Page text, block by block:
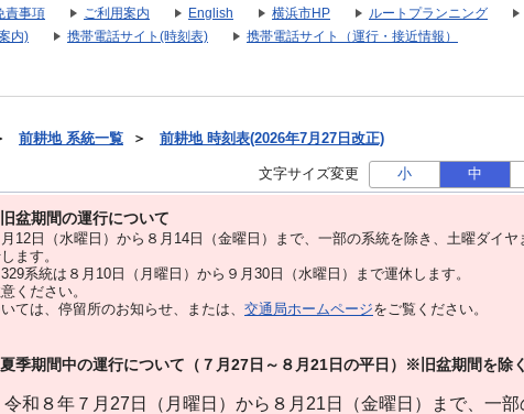
責事項 ご利用案内 English 横浜市HP ルートプランニング
内)
携帯電話サイト(時刻表) 携帯電話サイト（運行・接近情報）
前耕地 系統一覧 ＞ 前耕地 時刻表(2026年7月27日改正)
文字サイズ変更 小 中
盆期間の運行について
12⽇（水曜日）から８⽉14⽇（金曜日）まで、⼀部の系統を除き、⼟曜ダイヤ
ます。
系統は８月10日（月曜日）から９月30日（水曜日）まで運休します。
ください。
ては、停留所のお知らせ、または、 交通局ホームページをご覧ください。
季期間中の運行について（７月27日～８月21日の平日）※旧盆期間を除く
和８年７月27日（月曜日）から８月21日（金曜日）まで、一部